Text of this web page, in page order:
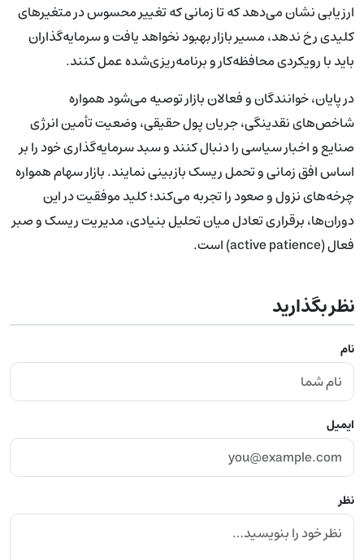
ارزیابی نشان می‌دهد که تا زمانی که تغییر محسوس در متغیرهای
کلیدی رخ ندهد، مسیر بازار بهبود نخواهد یافت و سرمایه‌گذاران
باید با رویکردی محافظه‌کار و برنامه‌ریزی‌شده عمل کنند.
در پایان، خوانندگان و فعالان بازار توصیه می‌شود همواره
شاخص‌های نقدینگی، جریان پول حقیقی، وضعیت تأمین انرژی
صنایع و اخبار سیاسی را دنبال کنند و سبد سرمایه‌گذاری خود را بر
اساس افق زمانی و تحمل ریسک بازبینی نمایند. بازار سهام همواره
چرخه‌های نزول و صعود را تجربه می‌کند؛ کلید موفقیت در این
دوران‌ها، برقراری تعادل میان تحلیل بنیادی، مدیریت ریسک و صبر
فعال (active patience) است.
نظر بگذارید
نام
ایمیل
نظر